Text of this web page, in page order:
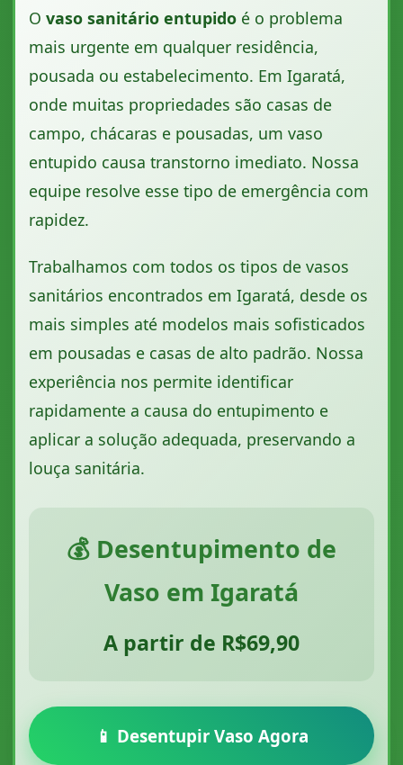
Ovaso sanitário entupido é o problema
mais urgente em qualquer residência,
pousada ou estabelecimento. Em Igaratá,
onde muitas propriedades são casas de
campo, chácaras e pousadas, um vaso
entupido causa transtorno imediato. Nossa
equipe resolve esse tipo de emergência com
rapidez.
Trabalhamos com todos os tipos de vasos
sanitários encontrados em Igaratá, desde os
mais simples até modelos mais sofisticados
em pousadas e casas de alto padrão. Nossa
experiência nos permite identificar
rapidamente a causa do entupimento e
aplicar a solução adequada, preservando a
louça sanitária.
💰 Desentupimento de
Vaso em Igaratá
A partir de R$69,90
📱 Desentupir Vaso Agora